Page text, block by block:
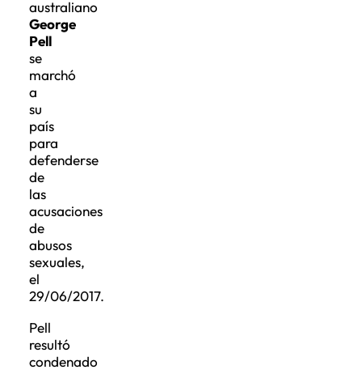
australiano
George
Pell
se
marchó
a
su
país
para
defenderse
de
las
acusaciones
de
abusos
sexuales,
el
29/06/2017.
Pell
resultó
condenado